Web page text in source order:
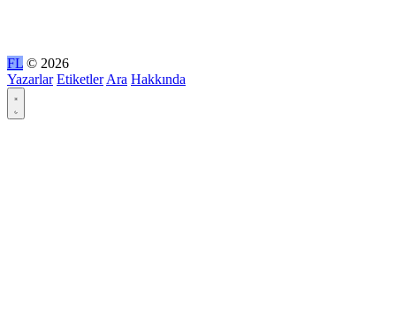
FL © 2026
Yazarlar Etiketler Ara Hakkında